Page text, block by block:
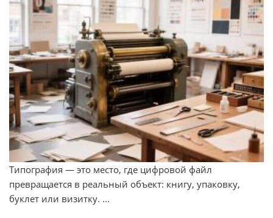
Типография — это место, где цифровой файл
превращается в реальный объект: книгу, упаковку,
буклет или визитку. ...